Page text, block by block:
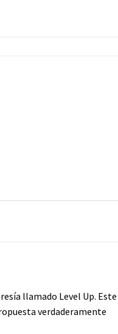
llamado Level Up. Este
verdaderamente